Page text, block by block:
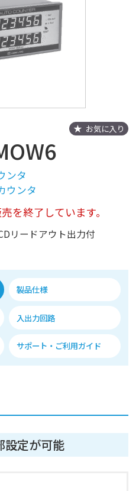
お気に入り
ンタ
ウンタ
を終了しています。
リードアウト出力付
製品仕様
入出力回路
サポート・ご利用ガイド
設定が可能